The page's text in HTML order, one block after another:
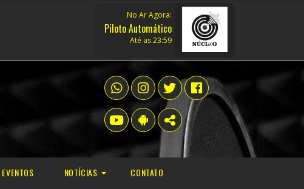
No Ar Agora:
Piloto Automático
Até as 23:59
EVENTOS NOTÍCIAS CONTATO